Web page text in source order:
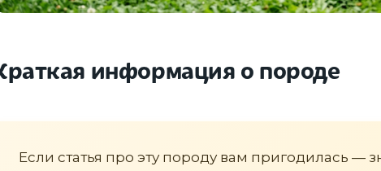
информация о породе
Если статья про эту породу вам пригодилась —